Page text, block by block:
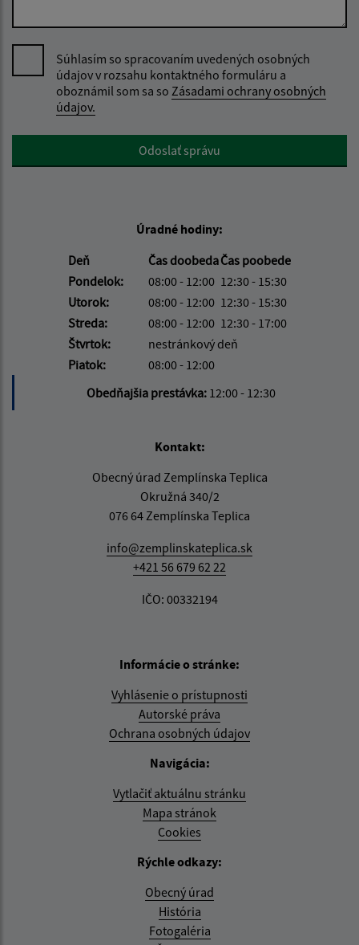
Súhlasím so spracovaním uvedených osobných
údajov v rozsahu kontaktného formuláru a
oboznámil som sa so Zásadami ochrany osobných
údajov.
Google reCaptcha ResponseOdoslať správu
Úradné hodiny:
Deň
Čas doobedaČas poobede
Pondelok:
08:00 - 12:00 12:30 - 15:30
Utorok:
08:00 - 12:00 12:30 - 15:30
Streda:
08:00 - 12:00 12:30 - 17:00
Štvrtok:
nestránkový deň
Piatok:
08:00 - 12:00
Obedňajšia prestávka: 12:00 - 12:30
Kontakt:
Obecný úrad Zemplínska Teplica
Okružná 340/2
076 64 Zemplínska Teplica
info@zemplinskateplica.sk
+421 56 679 62 22
IČO: 00332194
Informácie o stránke:
Vyhlásenie o prístupnosti
Autorské práva
Ochrana osobných údajov
Navigácia:
Vytlačiť aktuálnu stránku
Mapa stránok
Cookies
Rýchle odkazy:
Obecný úrad
História
Fotogaléria